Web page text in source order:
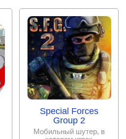
Special Forces
Group 2
Мобильный шутер, в